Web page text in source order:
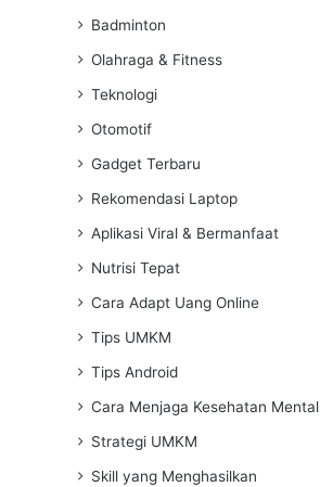
Badminton
Olahraga & Fitness
Teknologi
Otomotif
Gadget Terbaru
Rekomendasi Laptop
Aplikasi Viral & Bermanfaat
Nutrisi Tepat
Cara Adapt Uang Online
Tips UMKM
Tips Android
Cara Menjaga Kesehatan Mental
Strategi UMKM
Skill yang Menghasilkan